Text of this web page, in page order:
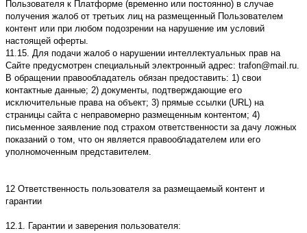
Пользователя к Платформе (временно или постоянно) в случае
получения жалоб от третьих лиц на размещенный Пользователем
контент или при любом подозрении на нарушение им условий
настоящей оферты.
11.15. Для подачи жалоб о нарушении интеллектуальных прав на
Сайте предусмотрен специальный электронный адрес: trafon@mail.ru.
В обращении правообладатель обязан предоставить: 1) свои
контактные данные; 2) документы, подтверждающие его
исключительные права на объект; 3) прямые ссылки (URL) на
страницы сайта с неправомерно размещенным контентом; 4)
письменное заявление под страхом ответственности за дачу ложных
показаний о том, что он является правообладателем или его
уполномоченным представителем.
12 Ответственность пользователя за размещаемый контент и
гарантии
12.1. Гарантии и заверения пользователя: